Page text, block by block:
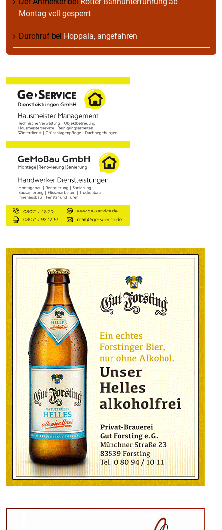
Montag voll gesperrt
Durchruf bei Hoppala, angefahren